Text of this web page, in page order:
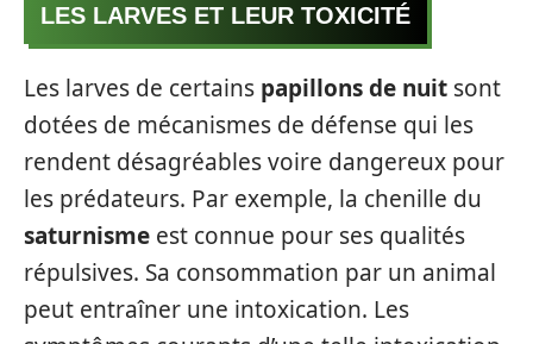
LES LARVES ET LEUR TOXICITÉ
Les larves de certains papillons de nuit sont
dotées de mécanismes de défense qui les
rendent désagréables voire dangereux pour
les prédateurs. Par exemple, la chenille du
saturnisme est connue pour ses qualités
répulsives. Sa consommation par un animal
peut entraîner une intoxication. Les